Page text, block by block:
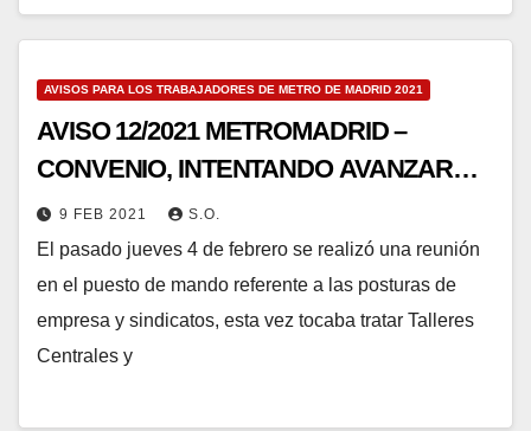
AVISOS PARA LOS TRABAJADORES DE METRO DE MADRID 2021
AVISO 12/2021 METROMADRID –
CONVENIO, INTENTANDO AVANZAR…
9 FEB 2021 S.O.
El pasado jueves 4 de febrero se realizó una reunión
en el puesto de mando referente a las posturas de
empresa y sindicatos, esta vez tocaba tratar Talleres
Centrales y